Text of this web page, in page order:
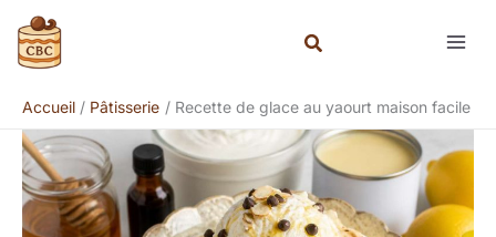
contenu
Accueil
Pâtisserie Recette de glace au yaourt maison facile
Rechercher